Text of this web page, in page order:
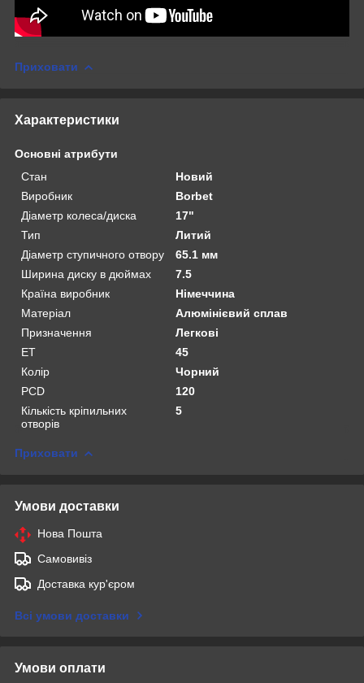
Приховати
Характеристики
Основні атрибути
Стан
Новий
Виробник
Borbet
Діаметр колеса/диска
17"
Тип
Литий
Діаметр ступичного отвору
65.1 мм
Ширина диску в дюймах
7.5
Країна виробник
Німеччина
Матеріал
Алюмінієвий сплав
Призначення
Легкові
ET
45
Колір
Чорний
PCD
120
Кількість кріпильних
отворів
5
Приховати
Умови доставки
Нова Пошта
Самовивіз
Доставка кур'єром
Всі умови доставки
Умови оплати